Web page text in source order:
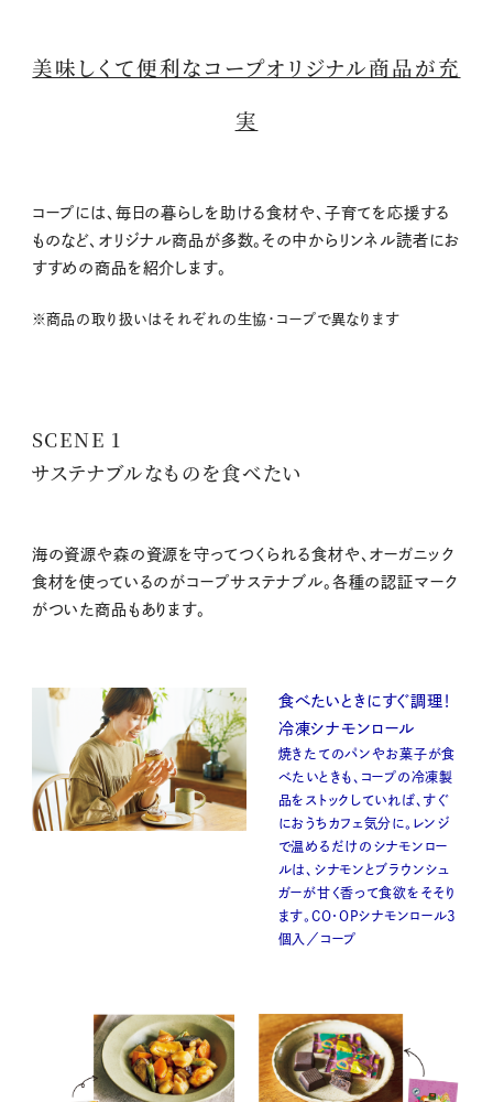
美味しくて便利なコープオリジナル商品が充
実
コープには、毎日の暮らしを助ける食材や、子育てを応援する
ものなど、オリジナル商品が多数。その中からリンネル読者にお
すすめの商品を紹介します。
※商品の取り扱いはそれぞれの生協・コープで異なります
SCENE 1
サステナブルなものを食べたい
海の資源や森の資源を守ってつくられる食材や、オーガニック
食材を使っているのがコープサステナブル。各種の認証マーク
がついた商品もあります。
食べたいときにすぐ調理！
冷凍シナモンロール
焼きたてのパンやお菓子が食
べたいときも、コープの冷凍製
品をストックしていれば、すぐ
におうちカフェ気分に。レンジ
で温めるだけのシナモンロー
ルは、シナモンとブラウンシュ
ガーが甘く香って食欲をそそり
ます。CO・OPシナモンロール3
個入／コープ